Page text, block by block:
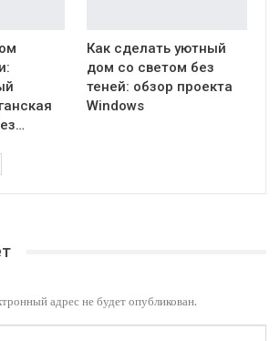
Как сделать уютный
дом со светом без
теней: обзор проекта
Windows
адрес не будет опубликован.